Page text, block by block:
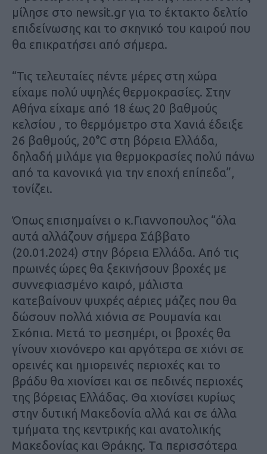
μίλησε στο newsit.gr για το έκτακτο δελτίο
επιδείνωσης και το σκηνικό του καιρού που
θα επικρατήσει από σήμερα.
“Τις τελευταίες πέντε μέρες στη χώρα
είχαμε πολύ υψηλές θερμοκρασίες. Στην
Αθήνα είχαμε από 18 έως 20 βαθμούς
κελσίου , το θερμόμετρο στα Χανιά έδειξε
26 βαθμούς, 20°C στη βόρεια Ελλάδα,
δηλαδή μιλάμε για θερμοκρασίες πολύ πάνω
από τα κανονικά για την εποχή επίπεδα”,
τονίζει.
Όπως επισημαίνει ο κ.Γιαννοπουλος “όλα
αυτά αλλάζουν σήμερα Σάββατο
(20.01.2024) στην βόρεια Ελλάδα. Από τις
πρωινές ώρες θα ξεκινήσουν βροχές με
συννεφιασμένο καιρό, μάλιστα
κατεβαίνουν ψυχρές αέριες μάζες που θα
δώσουν πολλά χιόνια σε Ρουμανία και
Σκόπια. Μετά το μεσημέρι, οι βροχές θα
γίνουν χιονόνερο και αργότερα σε χιόνι σε
ορεινές και ημιορεινές περιοχές και το
βράδυ θα χιονίσει και σε πεδινές περιοχές
της βόρειας Ελλάδας. Θα χιονίσει κυρίως
στην δυτική Μακεδονία αλλά και σε άλλα
τμήματα της κεντρικής και ανατολικής
Μακεδονίας και Θράκης. Τα περισσότερα